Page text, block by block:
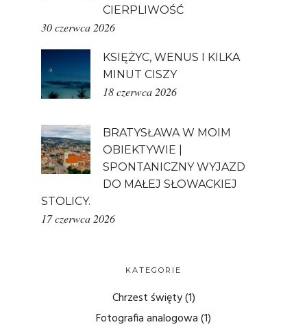
CIERPLIWOŚĆ
30 czerwca 2026
KSIĘŻYC, WENUS I KILKA
MINUT CISZY
18 czerwca 2026
BRATYSŁAWA W MOIM
OBIEKTYWIE |
SPONTANICZNY WYJAZD
DO MAŁEJ SŁOWACKIEJ
STOLICY.
17 czerwca 2026
KATEGORIE
Chrzest święty(1)
Fotografia analogowa(1)